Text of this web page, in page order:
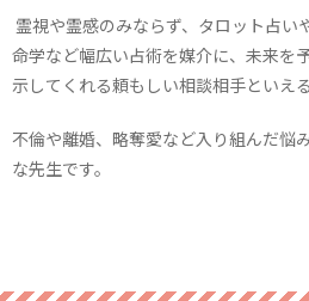
霊視や霊感のみならず、タロット占い
命学など幅広い占術を媒介に、未来を
示してくれる頼もしい相談相手といえ
不倫や離婚、略奪愛など入り組んだ悩
な先生です。